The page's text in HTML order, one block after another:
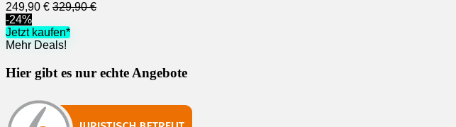
249,90 € 329,90 €
-24%
Jetzt kaufen*
Mehr Deals!
Hier gibt es nur echte Angebote